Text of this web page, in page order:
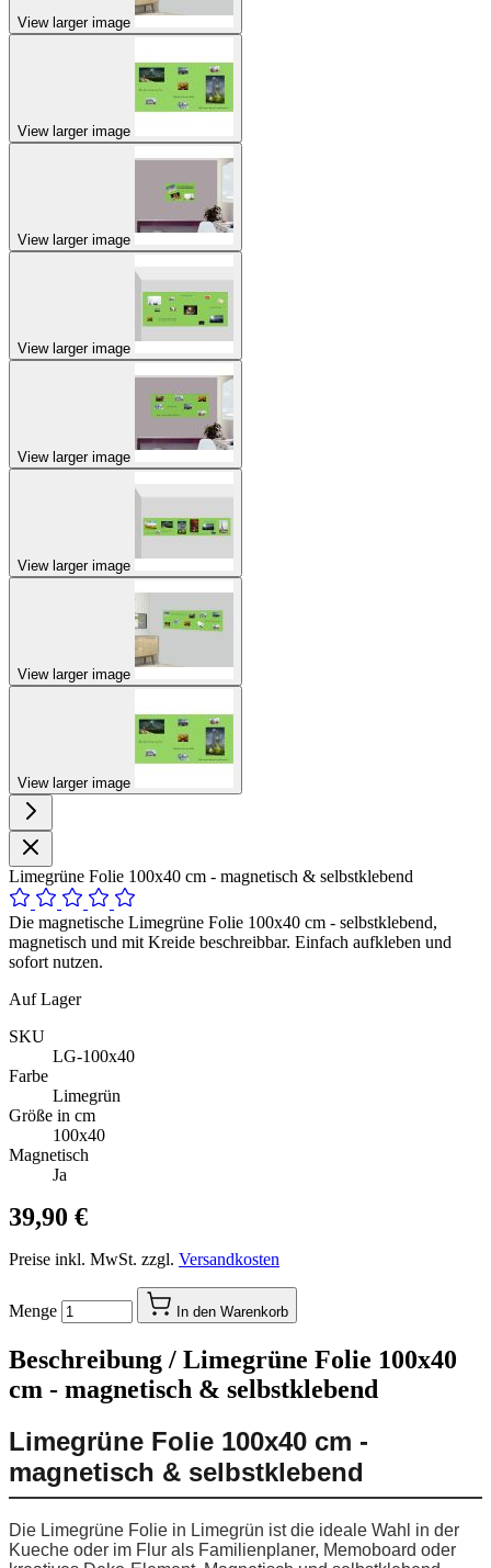
View larger image
View larger image
View larger image
View larger image
View larger image
View larger image
View larger image
View larger image
Limegrüne Folie 100x40 cm - magnetisch & selbstklebend
Die magnetische Limegrüne Folie 100x40 cm - selbstklebend,
magnetisch und mit Kreide beschreibbar. Einfach aufkleben und
sofort nutzen.
Auf Lager
SKU
LG-100x40
Farbe
Limegrün
Größe in cm
100x40
Magnetisch
Ja
39,90 €
Preise inkl. MwSt. zzgl. Versandkosten
Menge In den Warenkorb
Beschreibung / Limegrüne Folie 100x40
cm - magnetisch & selbstklebend
Limegrüne Folie 100x40 cm -
magnetisch & selbstklebend
Die Limegrüne Folie in Limegrün ist die ideale Wahl in der
Kueche oder im Flur als Familienplaner, Memoboard oder